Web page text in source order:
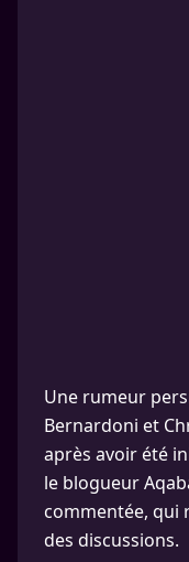
Une rumeur
Bernardoni et
après avoir été
le blogueur
commentée, qui
des discussions.